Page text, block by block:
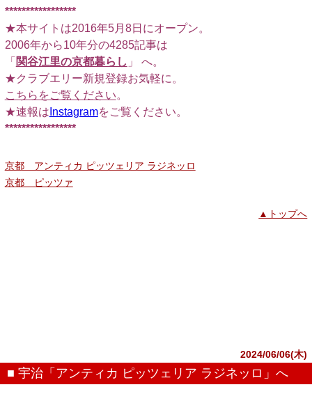
*****************
★本サイトは2016年5月8日にオープン。
2006年から10年分の4285記事は
「 関谷江里の京都暮らし 」 へ。
★クラブエリー新規登録お気軽に。
こちらをご覧ください。
★速報は Instagramをご覧ください。
*****************
京都 アンティカ ピッツェリア ラジネッロ
京都 ピッツァ
▲トップへ
2024/06/06(木)
■ 宇治「アンティカ ピッツェリア ラジネッロ」へ